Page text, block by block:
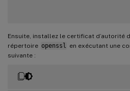
Ensuite, installez le certificat d’autorité
répertoire openssl
en exécutant une
suivante :